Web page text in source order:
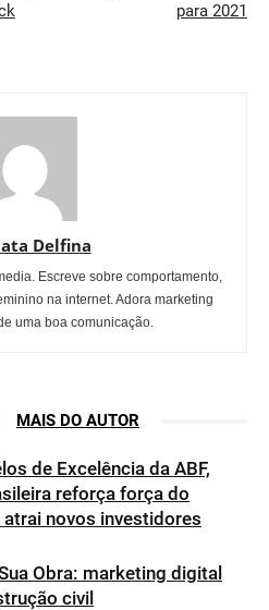
para 2021
Delfina
Escreve sobre comportamento,
na internet. Adora marketing
uma boa comunicação.
MAIS DO AUTOR
de Excelência da ABF,
reforça força do
atrai novos investidores
Obra: marketing digital
civil